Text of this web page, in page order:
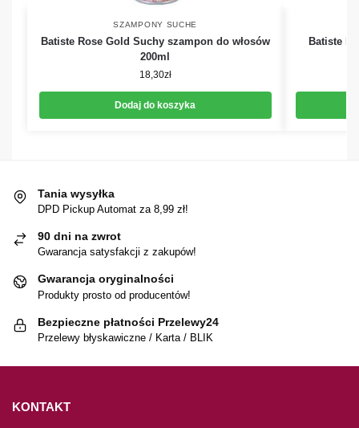
SZAMPONY SUCHE
Batiste Rose Gold Suchy szampon do włosów
200ml
18,30zł
Dodaj do koszyka
Batiste
Tania wysyłka
DPD Pickup Automat za 8,99 zł!
90 dni na zwrot
Gwarancja satysfakcji z zakupów!
Gwarancja oryginalności
Produkty prosto od producentów!
Bezpieczne płatności Przelewy24
Przelewy błyskawiczne / Karta / BLIK
KONTAKT